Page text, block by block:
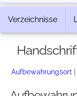
Verzeichnisse
Aufbewahrungsort |